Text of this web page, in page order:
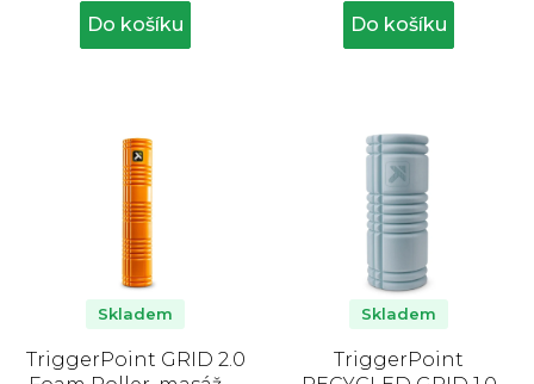
Do košíku Do košíku
TriggerPoint GRID 2.0
Skladem
TriggerPoint
Skladem